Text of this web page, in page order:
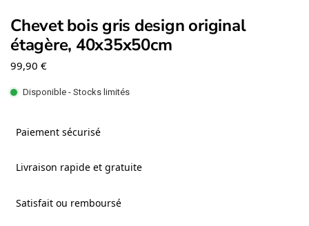
Chevet bois gris design original
étagère, 40x35x50cm
99,90 €
Disponible - Stocks limités
Paiement sécurisé
Livraison rapide et gratuite
Satisfait ou remboursé